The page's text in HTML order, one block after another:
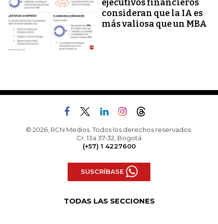
ejecutivos financieros
consideran que la IA es
más valiosa que un MBA
© 2026, RCN Medios. Todos los derechos reservados.
Cr. 13a 37-32, Bogotá
(+57) 1 4227600
SUSCRÍBASE
TODAS LAS SECCIONES